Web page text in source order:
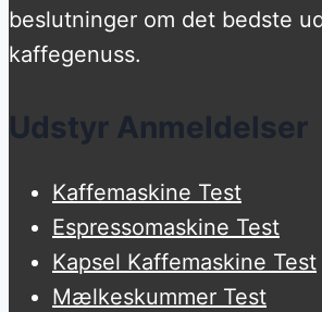
beslutninger om det bedste
kaffegenuss.
Udstyr Anmeldelser
Kaffemaskine Test
Espressomaskine Test
Kapsel Kaffemaskine Test
Mælkeskummer Test